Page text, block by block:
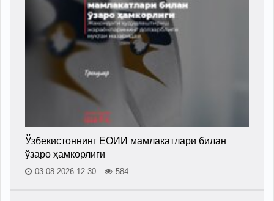
Ўзбекистоннинг ЕОИИ мамлакатлари билан
ўзаро ҳамкорлиги
03.08.2026 12:30 584